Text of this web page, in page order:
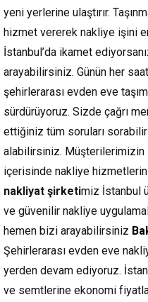
yeni yerlerine ulaştırır.
hizmet vererek nakliye işini
İstanbul’da ikamet
arayabilirsiniz. Günün her
şehirlerarası evden eve
sürdürüyoruz. Sizde çağrı
ettiğiniz tüm soruları
alabilirsiniz. Müşterilerimizin
içerisinde nakliye hizmetlerini
nakliyat şirketimiz İstanbul
ve güvenilir nakliye
hemen bizi arayabilirsiniz
Şehirlerarası evden eve
yerden devam ediyoruz.
ve semtlerine ekonomi